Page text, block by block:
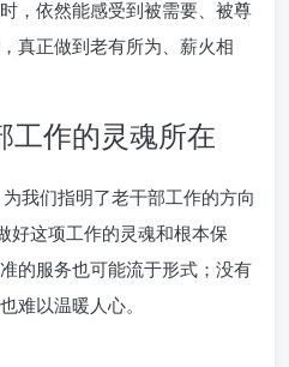
，依然能感受到被需要、被尊
真正做到老有所为、薪火相
工作的灵魂所在
为我们指明了老干部工作的方向
好这项工作的灵魂和根本保
的服务也可能流于形式；没有
难以温暖人心。